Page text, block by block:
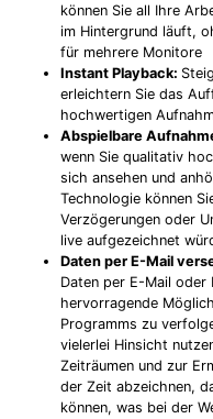
können Sie all Ihre
im Hintergrund läuft,
für mehrere Monitore
Instant Playback:
erleichtern Sie das
hochwertigen
Abspielbare
wenn Sie qualitativ
sich ansehen und
Technologie können
Verzögerungen oder
live aufgezeichnet
Daten per E-Mail
Daten per E-Mail oder
hervorragende
Programms zu
vielerlei Hinsicht
Zeiträumen und zur
der Zeit abzeichnen,
können, was bei der